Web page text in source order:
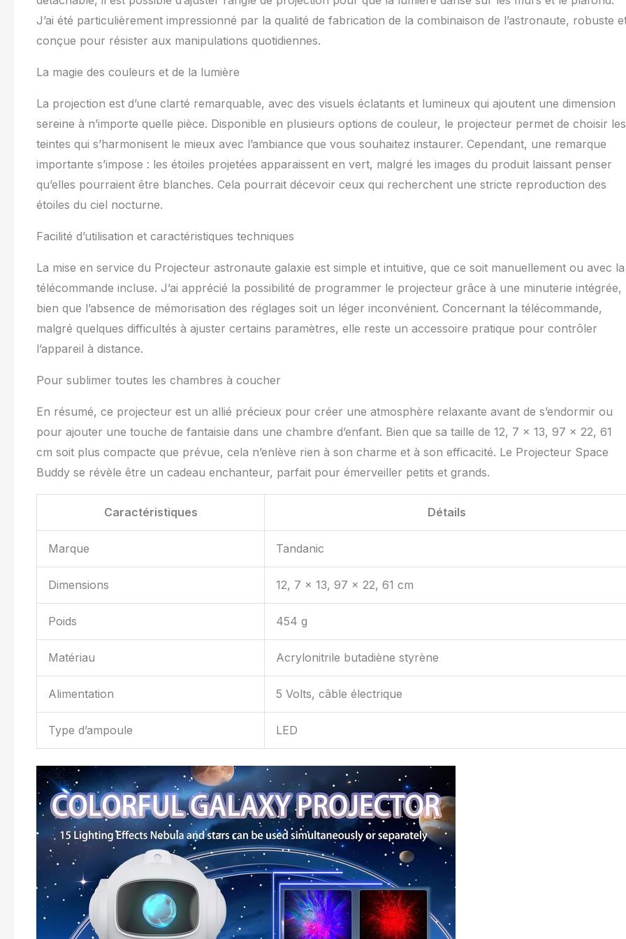
tomber dans un beau rêve sous la lumière des étoiles avec cet adorable
astronaute. Excellent cadeau pour les enfants et les adultes : cette veilleuse
projecteur d'étoiles est un cadeau idéal pour les anniversaires, Halloween,
Noël, les fêtes sur le thème de l'espace ou la décoration de chambre, ce
de nuit et lampe de chevet. Convient pour de nombreuses occasions : le
projecteur de plafond étoilé peut être utilisé dans les chambres, les salles
de jeux, les cinémas maison ou comme décoration de bureau, créant une
atmosphère fraîche pour les rendez-vous galants, les sessions de jeu, les
soirées cinéma, les fêtes, ou simplement comme veilleuse LED pour aider
les enfants à dormir profondément.
J’ai été particulièrement impressionné par la qualité de fabrication de la combinaison de l’astronaute, robuste
conçue pour résister aux manipulations quotidiennes.
La magie des couleurs et de la lumière
La projection est d’une clarté remarquable, avec des visuels éclatants et lumineux qui ajoutent une dimension
sereine à n’importe quelle pièce. Disponible en plusieurs options de couleur, le projecteur permet de choisir les
teintes qui s’harmonisent le mieux avec l’ambiance que vous souhaitez instaurer. Cependant, une remarque
importante s’impose : les étoiles projetées apparaissent en vert, malgré les images du produit laissant penser
qu’elles pourraient être blanches. Cela pourrait décevoir ceux qui recherchent une stricte reproduction des
étoiles du ciel nocturne.
Facilité d’utilisation et caractéristiques techniques
La mise en service du Projecteur astronaute galaxie est simple et intuitive, que ce soit manuellement ou avec la
télécommande incluse. J’ai apprécié la possibilité de programmer le projecteur grâce à une minuterie intégrée,
bien que l’absence de mémorisation des réglages soit un léger inconvénient. Concernant la télécommande,
malgré quelques difficultés à ajuster certains paramètres, elle reste un accessoire pratique pour contrôler
l’appareil à distance.
Pour sublimer toutes les chambres à coucher
En résumé, ce projecteur est un allié précieux pour créer une atmosphère relaxante avant de s’endormir ou
pour ajouter une touche de fantaisie dans une chambre d’enfant. Bien que sa taille de 12, 7 x 13, 97 x 22, 61
cm soit plus compacte que prévue, cela n’enlève rien à son charme et à son efficacité. Le Projecteur Space
Buddy se révèle être un cadeau enchanteur, parfait pour émerveiller petits et grands.
Caractéristiques Détails
Marque Tandanic
Dimensions 12, 7 x 13, 97 x 22, 61 cm
Poids 454 g
Matériau Acrylonitrile butadiène styrène
Alimentation 5 Volts, câble électrique
Type d’ampoule LED